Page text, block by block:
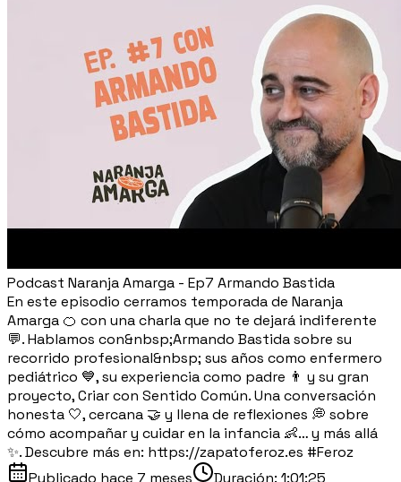
Podcast Naranja Amarga - Ep7 Armando Bastida
En este episodio cerramos temporada de Naranja
Amarga 🍊 con una charla que no te dejará indiferente
💬. Hablamos con&nbsp;Armando Bastida sobre su
recorrido profesional&nbsp; sus años como enfermero
pediátrico 💙, su experiencia como padre 👨 y su gran
proyecto, Criar con Sentido Común. Una conversación
honesta 🤍, cercana 🤝 y llena de reflexiones 💭 sobre
cómo acompañar y cuidar en la infancia 👶… y más allá
✨. Descubre más en: https://zapatoferoz.es #Feroz
Publicado hace 7 meses Duración: 1:01:25